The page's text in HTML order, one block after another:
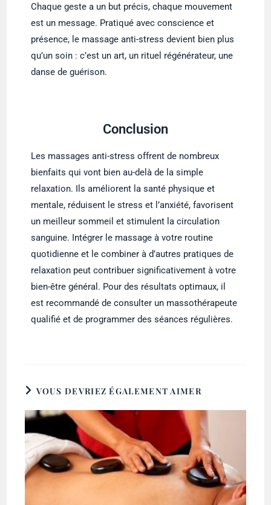
Chaque geste a un but précis, chaque mouvement
est un message. Pratiqué avec conscience et
présence, le massage anti-stress devient bien plus
qu’un soin : c’est un art, un rituel régénérateur, une
danse de guérison.
Conclusion
Les massages anti-stress offrent de nombreux
bienfaits qui vont bien au-delà de la simple
relaxation. Ils améliorent la santé physique et
mentale, réduisent le stress et l’anxiété, favorisent
un meilleur sommeil et stimulent la circulation
sanguine. Intégrer le massage à votre routine
quotidienne et le combiner à d’autres pratiques de
relaxation peut contribuer significativement à votre
bien-être général. Pour des résultats optimaux, il
est recommandé de consulter un massothérapeute
qualifié et de programmer des séances régulières.
VOUS DEVRIEZ ÉGALEMENT AIMER